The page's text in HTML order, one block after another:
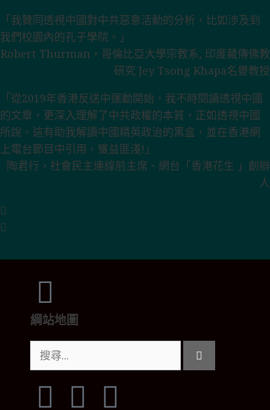
「我贊同透視中國對中共惡意活動的分析，比如涉及到
我們校園內的孔子學院。」
Robert Thurman，哥倫比亞大學宗教系, 印度藏傳佛教
研究 Jey Tsong Khapa名譽教授
「從2019年香港反送中運動開始，我不時閱讀透視中國
的文章，更深入理解了中共政權的本質，正如透視中國
所說。這有助我解讀中國精英政治的黑盒，並在香港網
上電台節目中引用，獲益匪淺!」
陶君行，社會民主連線前主席、網台「香港花生 」創辦
人
綱站地圖